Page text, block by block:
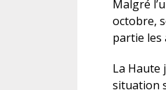
Malgré
octobre,
partie les
La Haute
situation